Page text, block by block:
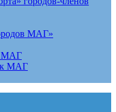
МАГ»
МАГ
МАГ